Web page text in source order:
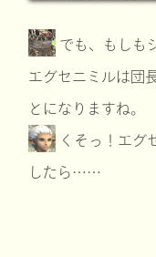
でも、もしも
エグセニミルは団
とになりますね。
くそっ！エグ
したら……